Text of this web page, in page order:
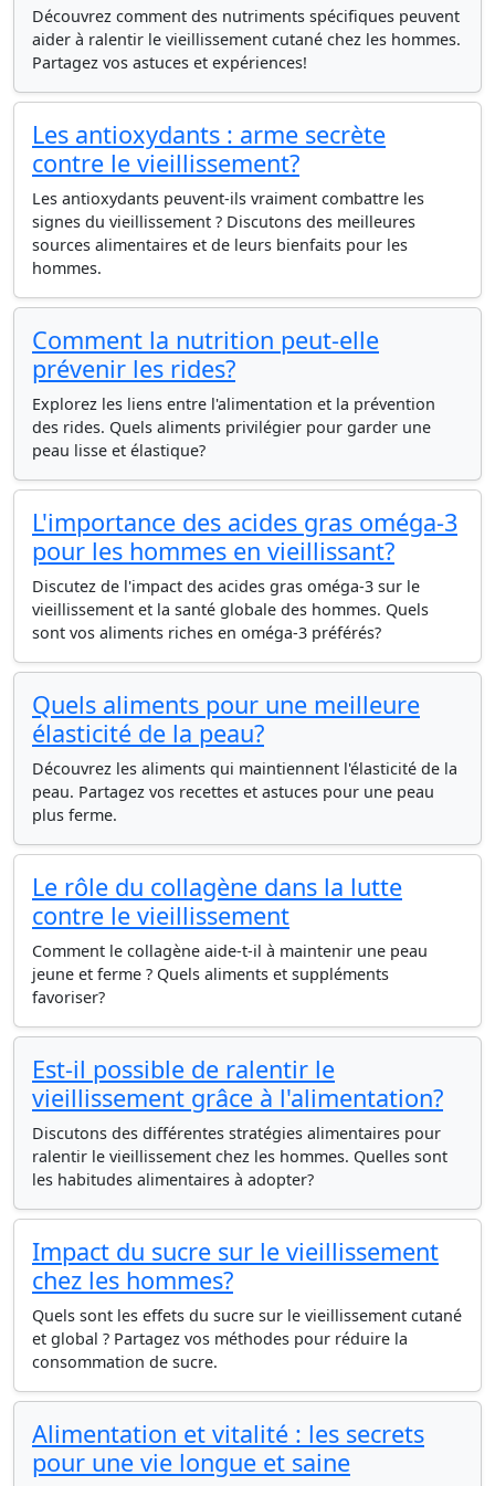
Découvrez comment des nutriments spécifiques peuvent
aider à ralentir le vieillissement cutané chez les hommes.
Partagez vos astuces et expériences!
Les antioxydants : arme secrète
contre le vieillissement?
Les antioxydants peuvent-ils vraiment combattre les
signes du vieillissement ? Discutons des meilleures
sources alimentaires et de leurs bienfaits pour les
hommes.
Comment la nutrition peut-elle
prévenir les rides?
Explorez les liens entre l'alimentation et la prévention
des rides. Quels aliments privilégier pour garder une
peau lisse et élastique?
L'importance des acides gras oméga-3
pour les hommes en vieillissant?
Discutez de l'impact des acides gras oméga-3 sur le
vieillissement et la santé globale des hommes. Quels
sont vos aliments riches en oméga-3 préférés?
Quels aliments pour une meilleure
élasticité de la peau?
Découvrez les aliments qui maintiennent l'élasticité de la
peau. Partagez vos recettes et astuces pour une peau
plus ferme.
Le rôle du collagène dans la lutte
contre le vieillissement
Comment le collagène aide-t-il à maintenir une peau
jeune et ferme ? Quels aliments et suppléments
favoriser?
Est-il possible de ralentir le
vieillissement grâce à l'alimentation?
Discutons des différentes stratégies alimentaires pour
ralentir le vieillissement chez les hommes. Quelles sont
les habitudes alimentaires à adopter?
Impact du sucre sur le vieillissement
chez les hommes?
Quels sont les effets du sucre sur le vieillissement cutané
et global ? Partagez vos méthodes pour réduire la
consommation de sucre.
Alimentation et vitalité : les secrets
pour une vie longue et saine